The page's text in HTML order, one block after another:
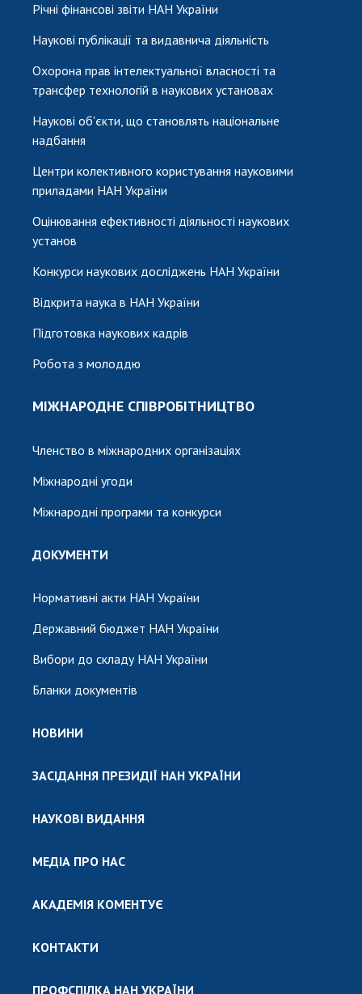
Річні фінансові звіти НАН України
Наукові публікації та видавнича діяльність
Охорона прав інтелектуальної власності та
трансфер технологій в наукових установах
Наукові об'єкти, що становлять національне
надбання
Центри колективного користування науковими
приладами НАН України
Оцінювання ефективності діяльності наукових
установ
Конкурси наукових досліджень НАН України
Відкрита наука в НАН України
Підготовка наукових кадрів
Робота з молоддю
МІЖНАРОДНЕ СПІВРОБІТНИЦТВО
Членство в міжнародних організаціях
Міжнародні угоди
Міжнародні програми та конкурси
ДОКУМЕНТИ
Нормативні акти НАН України
Державний бюджет НАН України
Вибори до складу НАН України
Бланки документів
НОВИНИ
ЗАСІДАННЯ ПРЕЗИДІЇ НАН УКРАЇНИ
НАУКОВІ ВИДАННЯ
МЕДІА ПРО НАС
АКАДЕМІЯ КОМЕНТУЄ
КОНТАКТИ
ПРОФСПІЛКА НАН УКРАЇНИ